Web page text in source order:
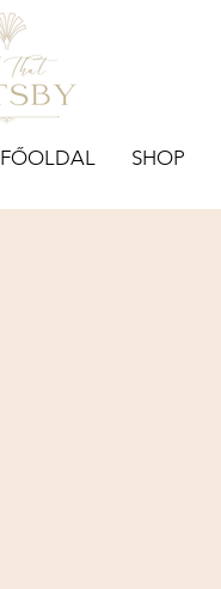
FŐOLDAL SHOP